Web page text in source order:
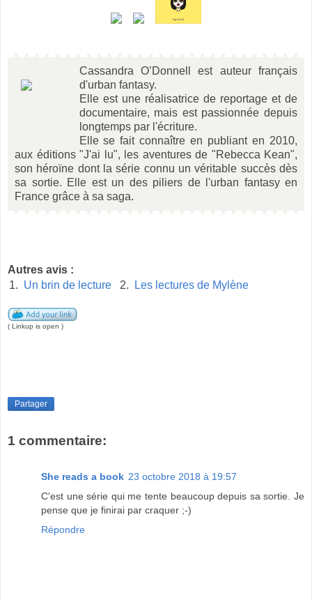
Cassandra O’Donnell est auteur français
d'urban fantasy.
Elle est une réalisatrice de reportage et de
documentaire, mais est passionnée depuis
longtemps par l'écriture.
Elle se fait connaître en publiant en 2010,
aux éditions "J'ai lu", les aventures de "Rebecca Kean",
son héroïne dont la série connu un véritable succès dès
sa sortie. Elle est un des piliers de l'urban fantasy en
France grâce à sa saga.
Autres avis :
1. Un brin de lecture 2. Les lectures de Mylène
( Linkup is open )
Partager
1 commentaire:
She reads a book 23 octobre 2018 à 19:57
C'est une série qui me tente beaucoup depuis sa sortie. Je
pense que je finirai par craquer ;-)
Répondre